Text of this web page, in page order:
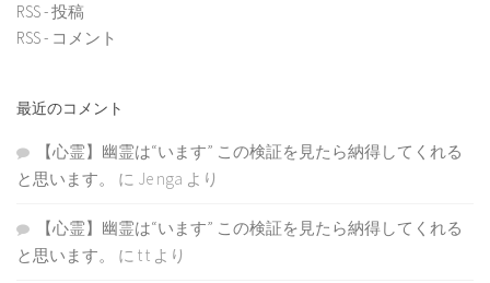
RSS - 投稿
RSS - コメント
最近のコメント
【心霊】幽霊は“います” この検証を見たら納得してくれる
と思います。
に Je nga より
【心霊】幽霊は“います” この検証を見たら納得してくれる
と思います。
に t t より